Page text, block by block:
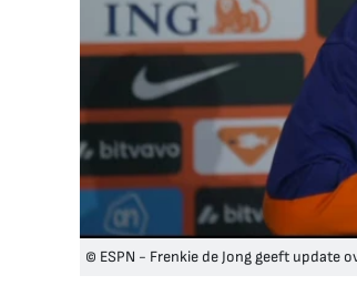
© ESPN - Frenkie de Jong geeft update